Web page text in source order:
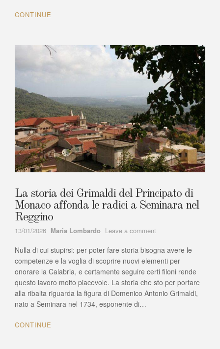
CONTINUE
La storia dei Grimaldi del Principato di
Monaco affonda le radici a Seminara nel
Reggino
13/01/2026 Author
Maria Lombardo Leave a comment
storia
dei
Grimaldi
del
Principato
di
Nulla di cui stupirsi: per poter fare storia bisogna avere le
competenze e la voglia di scoprire nuovi elementi per
onorare la Calabria, e certamente seguire certi filoni rende
questo lavoro molto piacevole. La storia che sto per portare
alla ribalta riguarda la figura di Domenico Antonio Grimaldi,
nato a Seminara nel 1734, esponente di…
CONTINUE